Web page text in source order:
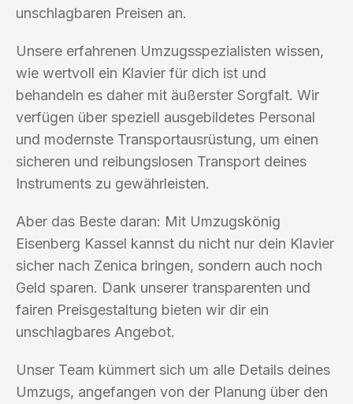
unschlagbaren Preisen an.
Unsere erfahrenen Umzugsspezialisten wissen,
wie wertvoll ein Klavier für dich ist und
behandeln es daher mit äußerster Sorgfalt. Wir
verfügen über speziell ausgebildetes Personal
und modernste Transportausrüstung, um einen
sicheren und reibungslosen Transport deines
Instruments zu gewährleisten.
Aber das Beste daran: Mit Umzugskönig
Eisenberg Kassel kannst du nicht nur dein Klavier
sicher nach Zenica bringen, sondern auch noch
Geld sparen. Dank unserer transparenten und
fairen Preisgestaltung bieten wir dir ein
unschlagbares Angebot.
Unser Team kümmert sich um alle Details deines
Umzugs, angefangen von der Planung über den